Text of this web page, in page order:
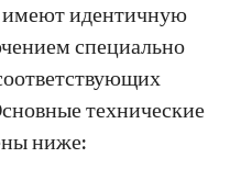
имеют идентичную
специально
технические
ниже: